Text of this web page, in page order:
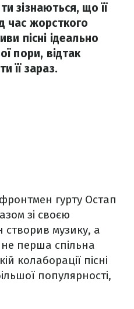
зізнаються, що її
час жорсткого
пісні ідеально
пори, відтак
її зараз.
гурту Остап
зі своєю
музику, а
перша спільна
колаборації пісні
популярності,